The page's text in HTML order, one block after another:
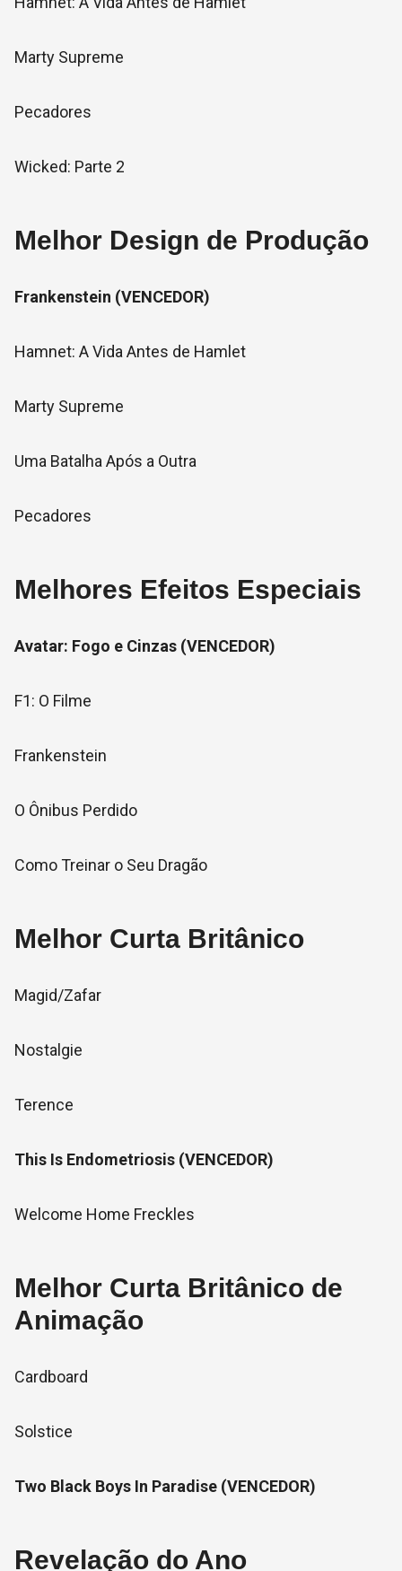
Marty Supreme
Pecadores
Wicked: Parte 2
Melhor Design de Produção
Frankenstein (VENCEDOR)
Hamnet: A Vida Antes de Hamlet
Marty Supreme
Uma Batalha Após a Outra
Pecadores
Melhores Efeitos Especiais
Avatar: Fogo e Cinzas (VENCEDOR)
F1: O Filme
Frankenstein
O Ônibus Perdido
Como Treinar o Seu Dragão
Melhor Curta Britânico
Magid/Zafar
Nostalgie
Terence
This Is Endometriosis (VENCEDOR)
Welcome Home Freckles
Melhor Curta Britânico de
Animação
Cardboard
Solstice
Two Black Boys In Paradise (VENCEDOR)
Revelação do Ano